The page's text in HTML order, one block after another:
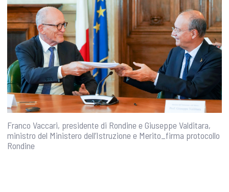
Franco Vaccari, presidente di Rondine e Giuseppe Valditara,
ministro del Ministero dell’Istruzione e Merito_firma protocollo
Rondine